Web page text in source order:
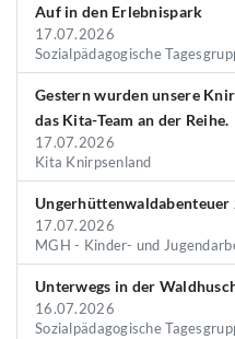
Auf in den Erlebnispark
17.07.2026
Sozialpädagogische
Gestern wurden unsere
das Kita-Team an der Reihe.
17.07.2026
Kita Knirpsenland
Ungerhüttenwaldabenteuer
17.07.2026
MGH - Kinder- und
Unterwegs in der
16.07.2026
Sozialpädagogische